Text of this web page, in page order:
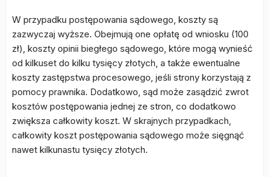
W przypadku postępowania sądowego, koszty są
zazwyczaj wyższe. Obejmują one opłatę od wniosku (100
zł), koszty opinii biegłego sądowego, które mogą wynieść
od kilkuset do kilku tysięcy złotych, a także ewentualne
koszty zastępstwa procesowego, jeśli strony korzystają z
pomocy prawnika. Dodatkowo, sąd może zasądzić zwrot
kosztów postępowania jednej ze stron, co dodatkowo
zwiększa całkowity koszt. W skrajnych przypadkach,
całkowity koszt postępowania sądowego może sięgnąć
nawet kilkunastu tysięcy złotych.